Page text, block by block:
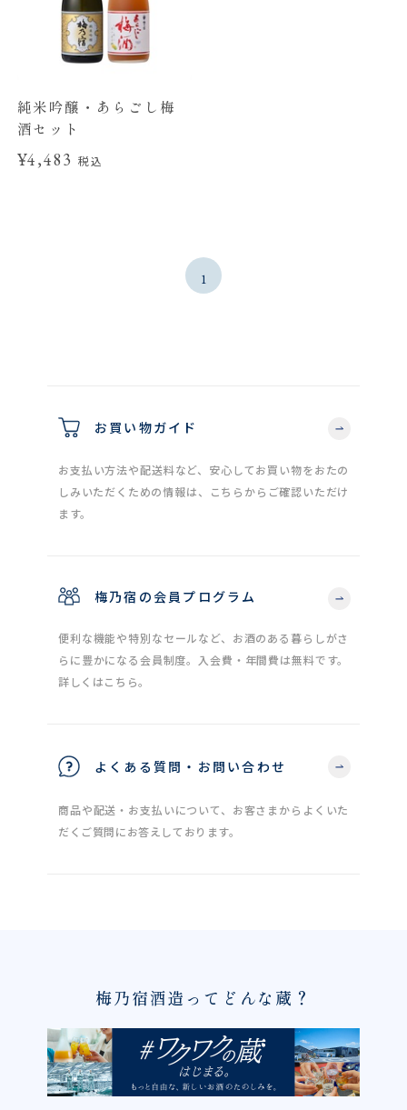
純米吟醸・あらごし梅
酒セット
¥4,483税込
1
お買い物ガイド
お支払い方法や配送料など、安心してお買い物をおたの
しみいただくための情報は、こちらからご確認いただけ
ます。
梅乃宿の会員プログラム
便利な機能や特別なセールなど、お酒のある暮らしがさ
らに豊かになる会員制度。入会費・年間費は無料です。
詳しくはこちら。
よくある質問・お問い合わせ
商品や配送・お支払いについて、お客さまからよくいた
だくご質問にお答えしております。
梅乃宿酒造ってどんな蔵？